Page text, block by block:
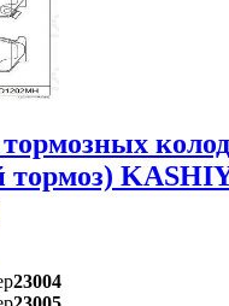
тормоз)
23004